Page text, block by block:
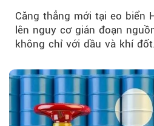
Căng thẳng mới tại eo biển
lên nguy cơ gián đoạn
không chỉ với dầu và khí đốt.